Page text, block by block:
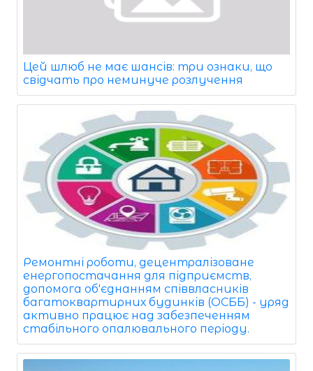
Цей шлюб не має шансів: три ознаки, що
свідчать про неминуче розлучення
Ремонтні роботи, децентралізоване
енергопостачання для підприємств,
допомога об'єднанням співвласників
багатоквартирних будинків (ОСББ) - уряд
активно працює над забезпеченням
стабільного опалювального періоду.